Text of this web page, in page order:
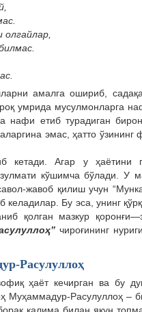
олгайлар,
амалга ошириб,
умрида мусулмонларга
нафи етиб турадиган
эмас, ҳатто ўзининг
кетади. Агар у ҳаётини
зулмати кўшимча бўлади. У
жавоб қилиш учун
Бу эса, унинг
қолган мазкур
чироғининг
Расулуллоҳ
ҳаёт кечирган ва бу
Муҳаммадур-Расулуллоҳ –